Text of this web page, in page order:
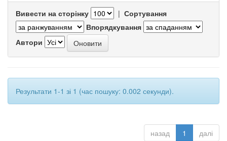
Вивести на сторінку | Сортування
Впорядкування
Автори
Результати 1-1 зі 1 (час пошуку: 0.002 секунди).
назад 1 далі